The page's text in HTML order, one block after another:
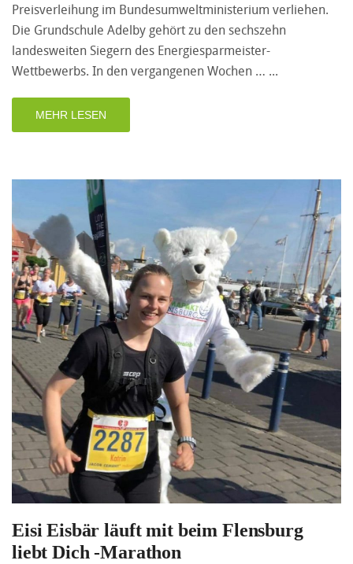
Preisverleihung im Bundesumweltministerium verliehen.
Die Grundschule Adelby gehört zu den sechszehn
landesweiten Siegern des Energiesparmeister-
Wettbewerbs. In den vergangenen Wochen …
MEHR LESEN
Eisi Eisbär läuft mit beim Flensburg
liebt Dich -Marathon